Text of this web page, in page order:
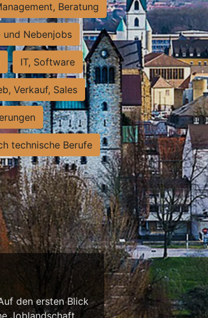
Beratung
Nebenjobs
IT, Software
Verkauf, Sales
technische Berufe
den ersten Blick